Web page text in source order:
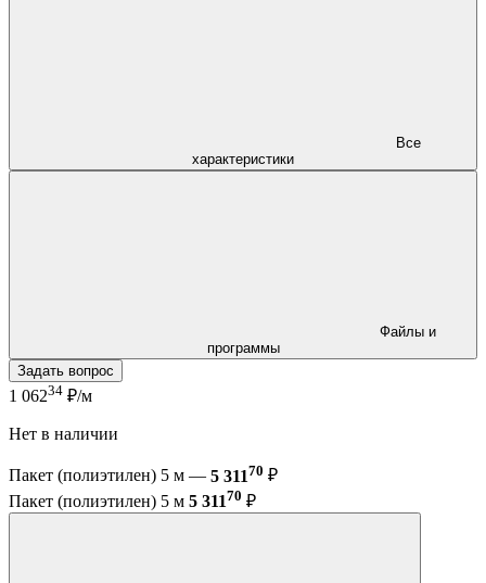
характеристики
программы
Задать вопрос
1 06234 ₽/м
Нет в наличии
Пакет (полиэтилен) 5 м — 5 31170 ₽
Пакет (полиэтилен) 5 м 5 31170 ₽